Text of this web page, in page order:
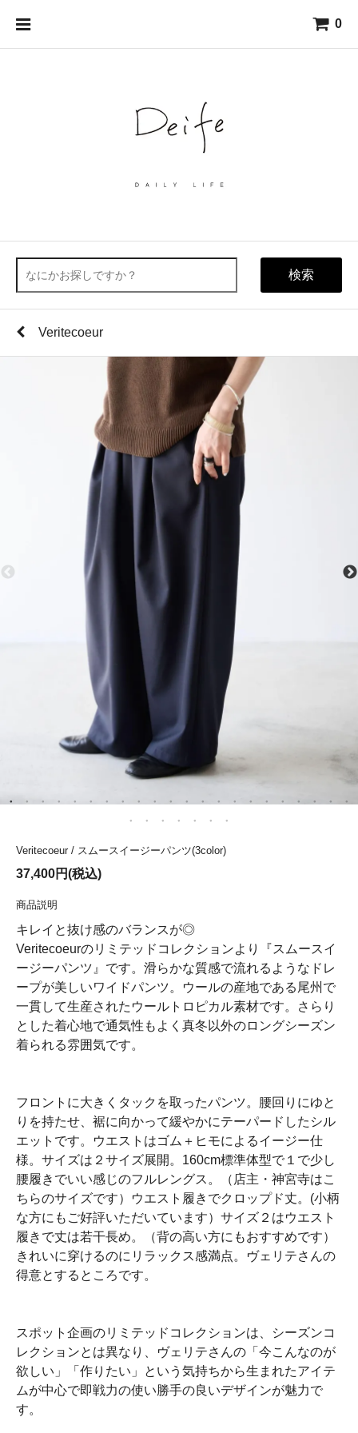
0
検索
Veritecoeur
Veritecoeur / スムースイージーパンツ(3color)
37,400円(税込)
商品説明
キレイと抜け感のバランスが◎
Veritecoeurのリミテッドコレクションより『スムースイ
ージーパンツ』です。滑らかな質感で流れるようなドレ
ープが美しいワイドパンツ。ウールの産地である尾州で
一貫して生産されたウールトロピカル素材です。さらり
とした着心地で通気性もよく真冬以外のロングシーズン
着られる雰囲気です。
フロントに大きくタックを取ったパンツ。腰回りにゆと
りを持たせ、裾に向かって緩やかにテーパードしたシル
エットです。ウエストはゴム＋ヒモによるイージー仕
様。サイズは２サイズ展開。160cm標準体型で１で少し
腰履きでいい感じのフルレングス。（店主・神宮寺はこ
ちらのサイズです）ウエスト履きでクロップド丈。(小柄
な方にもご好評いただいています）サイズ２はウエスト
履きで丈は若干長め。（背の高い方にもおすすめです）
きれいに穿けるのにリラックス感満点。ヴェリテさんの
得意とするところです。
スポット企画のリミテッドコレクションは、シーズンコ
レクションとは異なり、ヴェリテさんの「今こんなのが
欲しい」「作りたい」という気持ちから生まれたアイテ
ムが中心で即戦力の使い勝手の良いデザインが魅力で
す。